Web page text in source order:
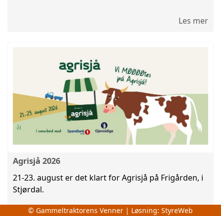
Les mer
Agrisjå 2026
21-23. august er det klart for Agrisjå på Frigården, i
Stjørdal.
© Gammeltraktorens Venner | Løsning: StyreWeb